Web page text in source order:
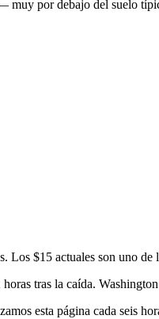
por debajo del suelo
$15 actuales son uno
tras la caída.
esta página cada seis